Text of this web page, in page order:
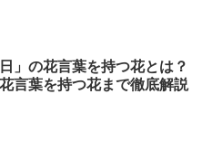
日」の花言葉を持つ花とは？
言葉を持つ花まで徹底解説